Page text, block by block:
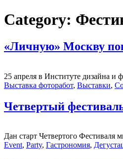
Category:
«Личную» Москву
25 апреля в Институте дизайна
Выставка фоторабот, Выставки,
Четвертый
Дан старт Четвертого
Event, Party, Гастрономия,